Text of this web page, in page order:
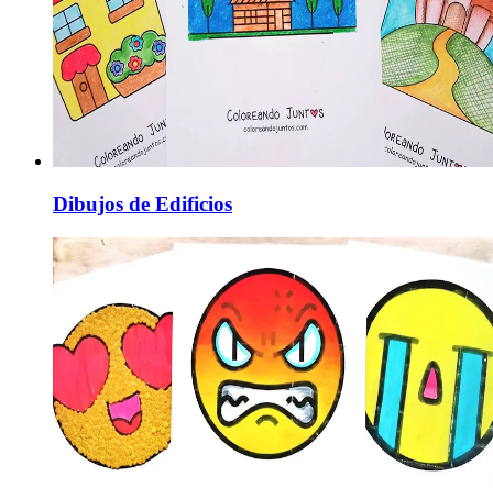
Dibujos de Edificios